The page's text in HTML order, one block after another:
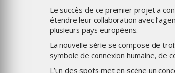
Le succès de ce premier projet a
étendre leur collaboration avec
plusieurs pays européens.
La nouvelle série se compose de
symbole de connexion humaine, de
L’un des spots met en scène un
PENSÉE
MARKETING
CROSSCOUNTRY
NOUVELLE
PUBLICITAIRE
CENTRÉE SUR